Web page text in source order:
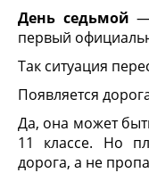
День седьмой —
первый
Так ситуация
Появляется
Да, она может
11 классе. Но
дорога, а не